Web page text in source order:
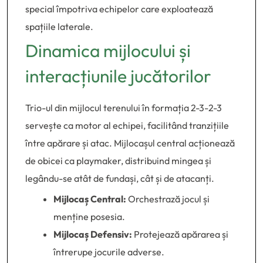
special împotriva echipelor care exploatează
spațiile laterale.
Dinamica mijlocului și
interacțiunile jucătorilor
Trio-ul din mijlocul terenului în formația 2-3-2-3
servește ca motor al echipei, facilitând tranzițiile
între apărare și atac. Mijlocașul central acționează
de obicei ca playmaker, distribuind mingea și
legându-se atât de fundași, cât și de atacanți.
Mijlocaș Central: Orchestrază jocul și
menține posesia.
Mijlocaș Defensiv: Protejează apărarea și
întrerupe jocurile adverse.